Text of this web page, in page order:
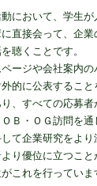
において、学生
直接会って、企
聴くことです。
ージや会社案内
的に公表するこ
、すべての応募
Ｂ・ＯＧ訪問を
て企業研究をよ
り優位に立つこと
これを行っていま